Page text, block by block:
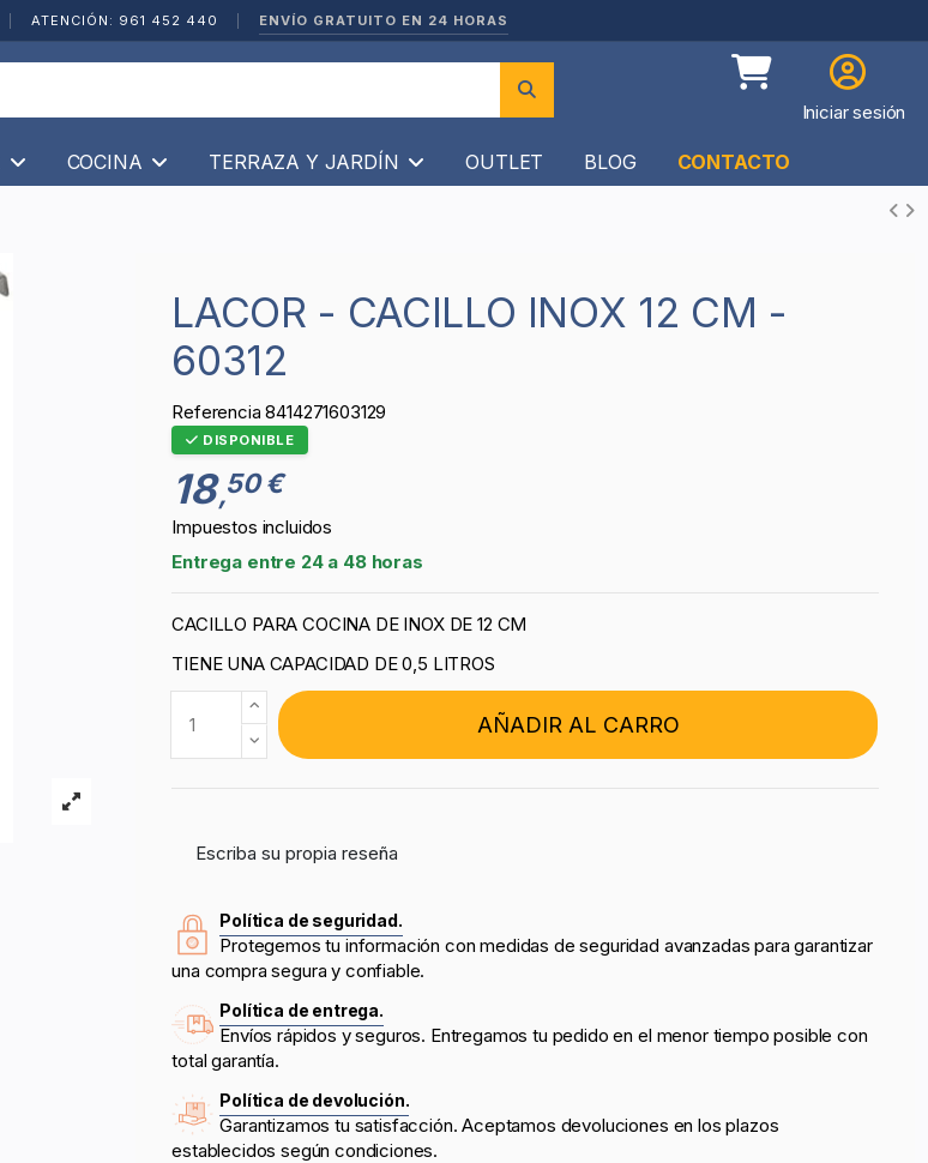
ATENCIÓN: 961 452 440 ENVÍO GRATUITO EN 24 HORAS
Iniciar sesión
COCINA TERRAZA Y JARDÍN OUTLET BLOG CONTACTO
LACOR - CACILLO INOX 12 CM -
60312
Referencia 8414271603129
DISPONIBLE
18,50 €
Impuestos incluidos
Entrega entre 24 a 48 horas
CACILLO PARA COCINA DE INOX DE 12 CM
TIENE UNA CAPACIDAD DE 0,5 LITROS
AÑADIR AL CARRO
Escriba su propia reseña
Política de seguridad.
Protegemos tu información con medidas de seguridad avanzadas para garantizar
una compra segura y confiable.
Política de entrega.
Envíos rápidos y seguros. Entregamos tu pedido en el menor tiempo posible con
total garantía.
Política de devolución.
Garantizamos tu satisfacción. Aceptamos devoluciones en los plazos
establecidos según condiciones.